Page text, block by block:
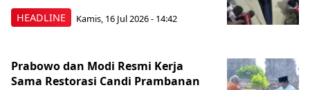
HEADLINE Kamis, 16 Jul 2026 - 14:42
Prabowo dan Modi Resmi Kerja
Sama Restorasi Candi Prambanan